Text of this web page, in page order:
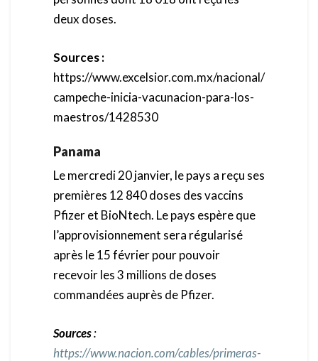
deux doses.
Sources :
https://www.excelsior.com.mx/nacional/
campeche-inicia-vacunacion-para-los-
maestros/1428530
Panama
Le mercredi 20 janvier, le pays a reçu ses
premières 12 840 doses des vaccins
Pfizer et BioNtech. Le pays espère que
l’approvisionnement sera régularisé
après le 15 février pour pouvoir
recevoir les 3 millions de doses
commandées auprès de Pfizer.
Sources:
https://www.nacion.com/cables/primeras-